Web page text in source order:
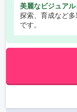
美麗なビジュア
探索、育成など
です。